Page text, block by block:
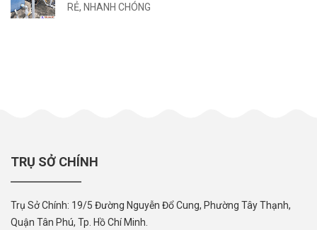
RẺ, NHANH CHÓNG
TRỤ SỞ CHÍNH
Trụ Sở Chính: 19/5 Đường Nguyễn Đổ Cung, Phường Tây Thạnh,
Quận Tân Phú, Tp. Hồ Chí Minh.